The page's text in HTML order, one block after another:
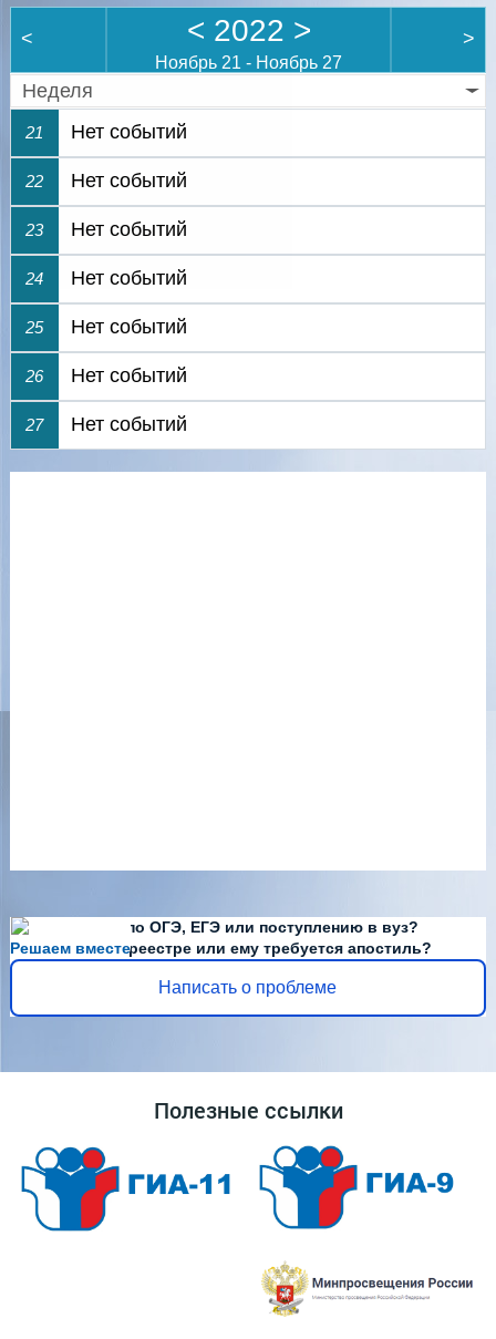
< < 2022 >
Ноябрь 21 - Ноябрь 27
>
Неделя
21 Нет событий
22 Нет событий
23 Нет событий
24 Нет событий
25 Нет событий
26 Нет событий
27 Нет событий
Решаем вместе
Есть вопросы по ОГЭ, ЕГЭ или поступлению в вуз?
Диплома нет в реестре или ему требуется апостиль?
Написать о проблеме
Полезные ссылки